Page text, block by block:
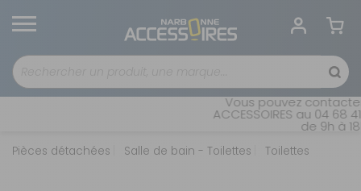
Vous pouvez contacter
ACCESSOIRES au 04 68
de 9h à
Pièces détachées Salle de bain - Toilettes Toilettes